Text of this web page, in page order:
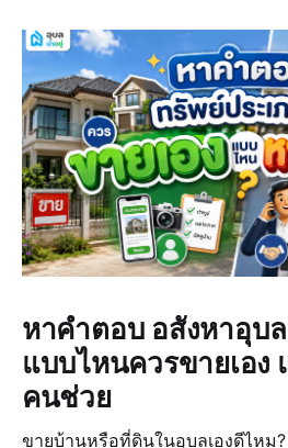
หาคำตอบ อสังหาอุบ
แบบไหนควรขายเอง
คนช่วย
ขายบ้านหรือที่ดินในอุบลเองดีไหม?